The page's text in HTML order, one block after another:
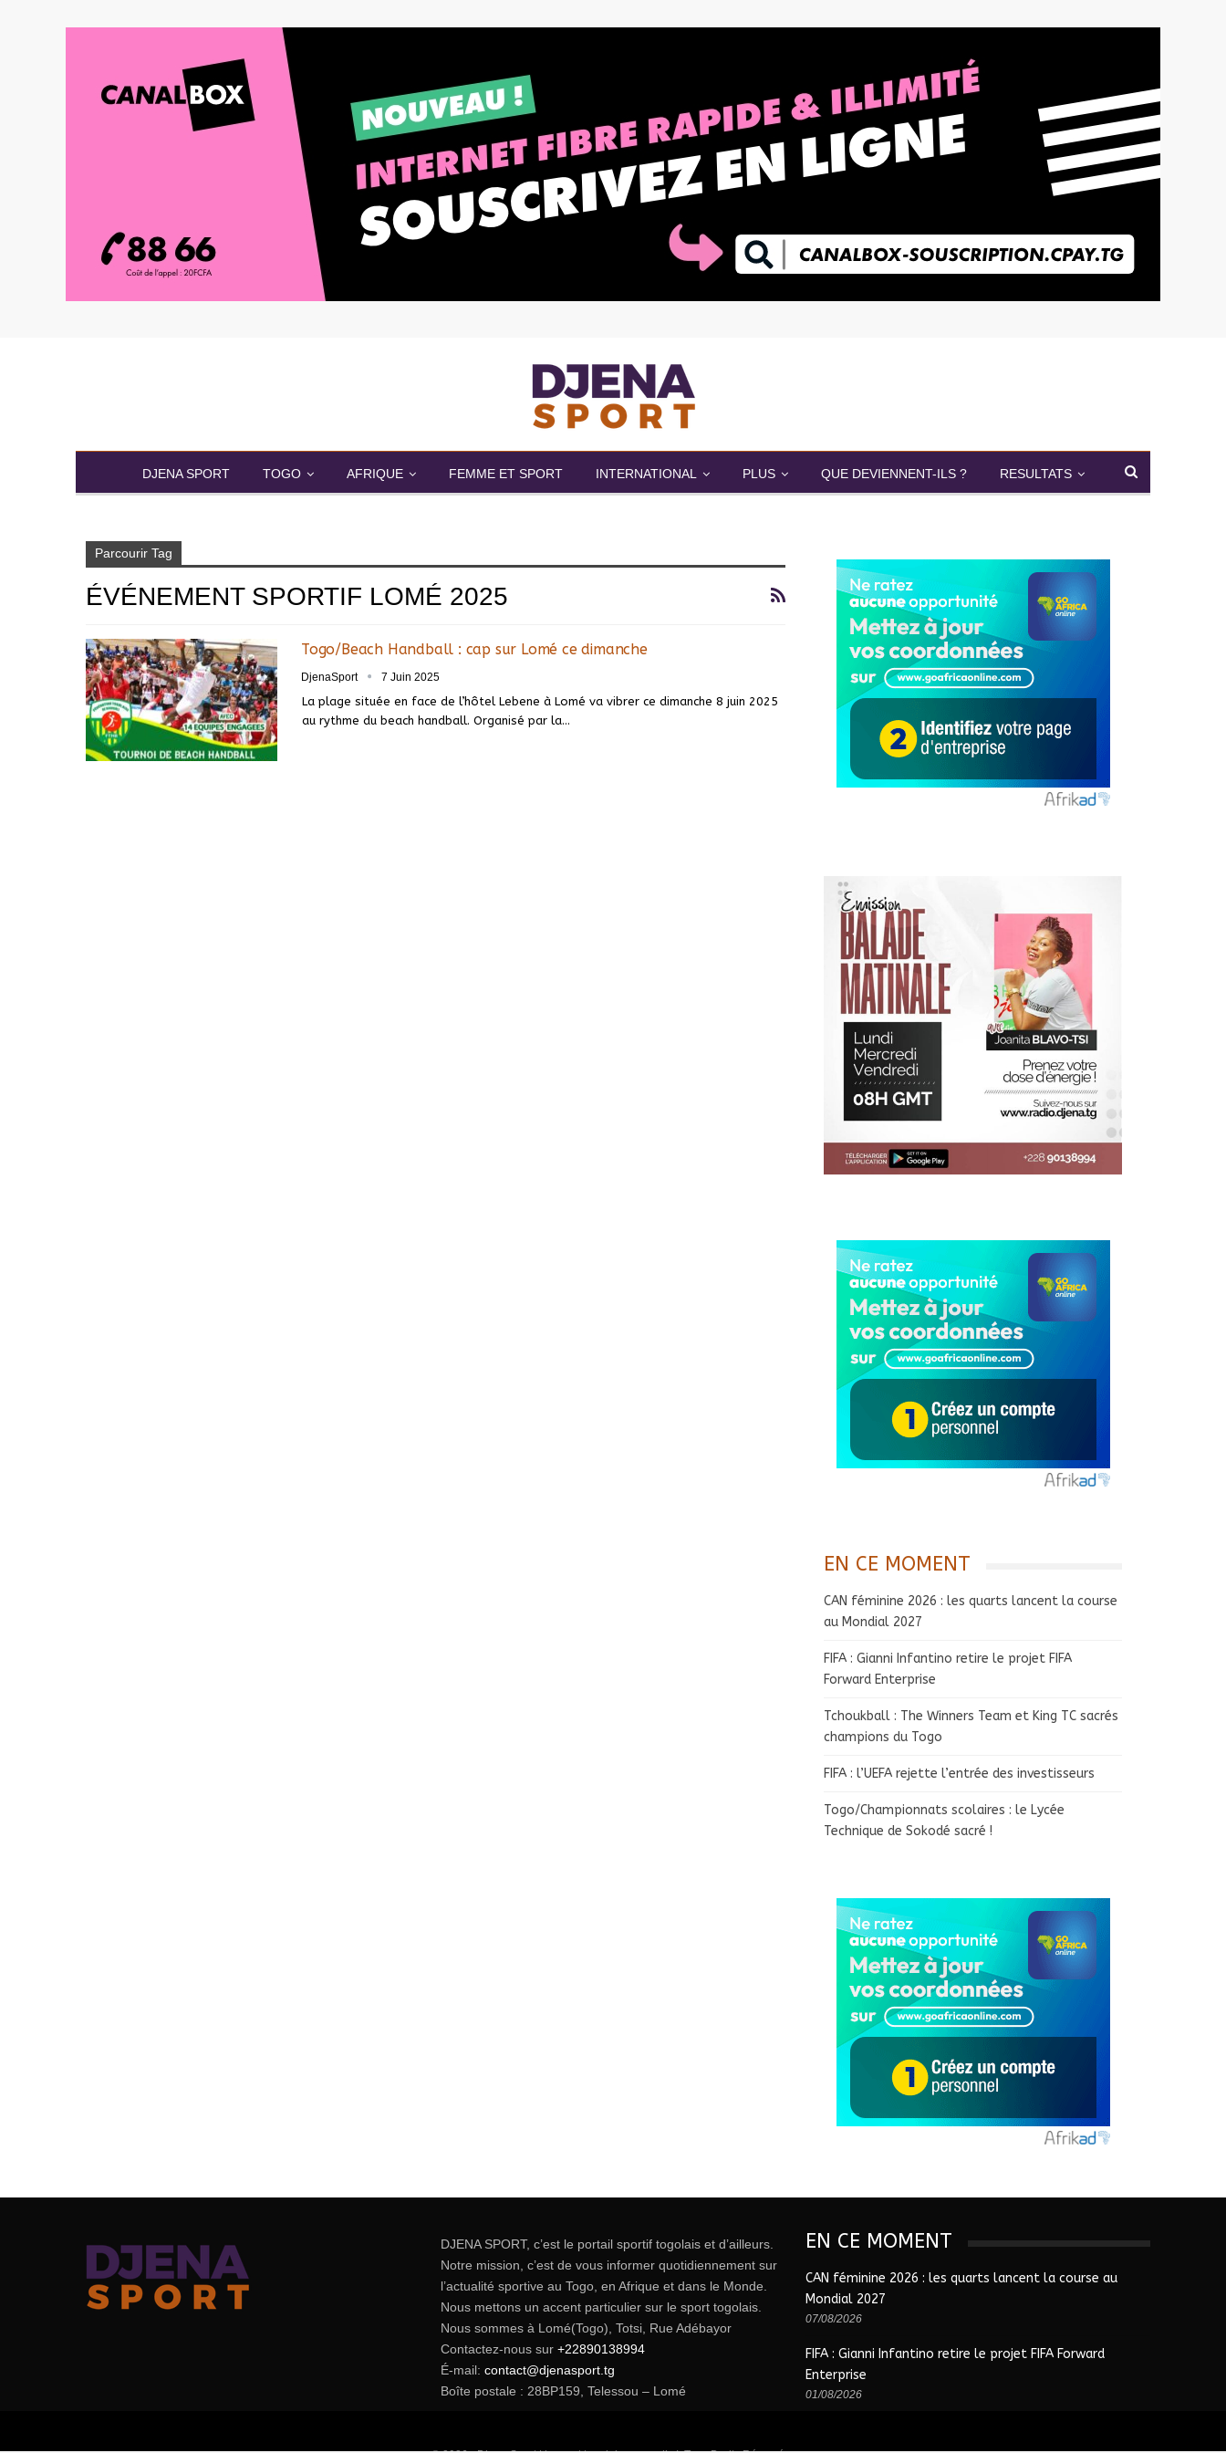
DJENA SPORT TOGO AFRIQUE FEMME ET SPORT INTERNATIONAL PLUS QUE DEVIENNENT-ILS ? RESULTATS
Parcourir Tag
ÉVÉNEMENT SPORTIF LOMÉ 2025
Togo/Beach Handball : cap sur Lomé ce dimanche
DjenaSport 7 Juin 2025
La plage située en face de l’hôtel Lebene à Lomé va vibrer ce dimanche 8 juin 2025
au rythme du beach handball. Organisé par la…
EN CE MOMENT
CAN féminine 2026 : les quarts lancent la course
au Mondial 2027
FIFA : Gianni Infantino retire le projet FIFA
Forward Enterprise
Tchoukball : The Winners Team et King TC sacrés
champions du Togo
FIFA : l’UEFA rejette l’entrée des investisseurs
Togo/Championnats scolaires : le Lycée
Technique de Sokodé sacré !
DJENA SPORT, c’est le portail sportif togolais et d’ailleurs.
Notre mission, c’est de vous informer quotidiennement sur
l’actualité sportive au Togo, en Afrique et dans le Monde.
Nous mettons un accent particulier sur le sport togolais.
Nous sommes à Lomé(Togo), Totsi, Rue Adébayor
Contactez-nous sur +22890138994
É-mail: contact@djenasport.tg
Boîte postale : 28BP159, Telessou – Lomé
EN CE MOMENT
CAN féminine 2026 : les quarts lancent la course au
Mondial 2027
07/08/2026
FIFA : Gianni Infantino retire le projet FIFA Forward
Enterprise
01/08/2026